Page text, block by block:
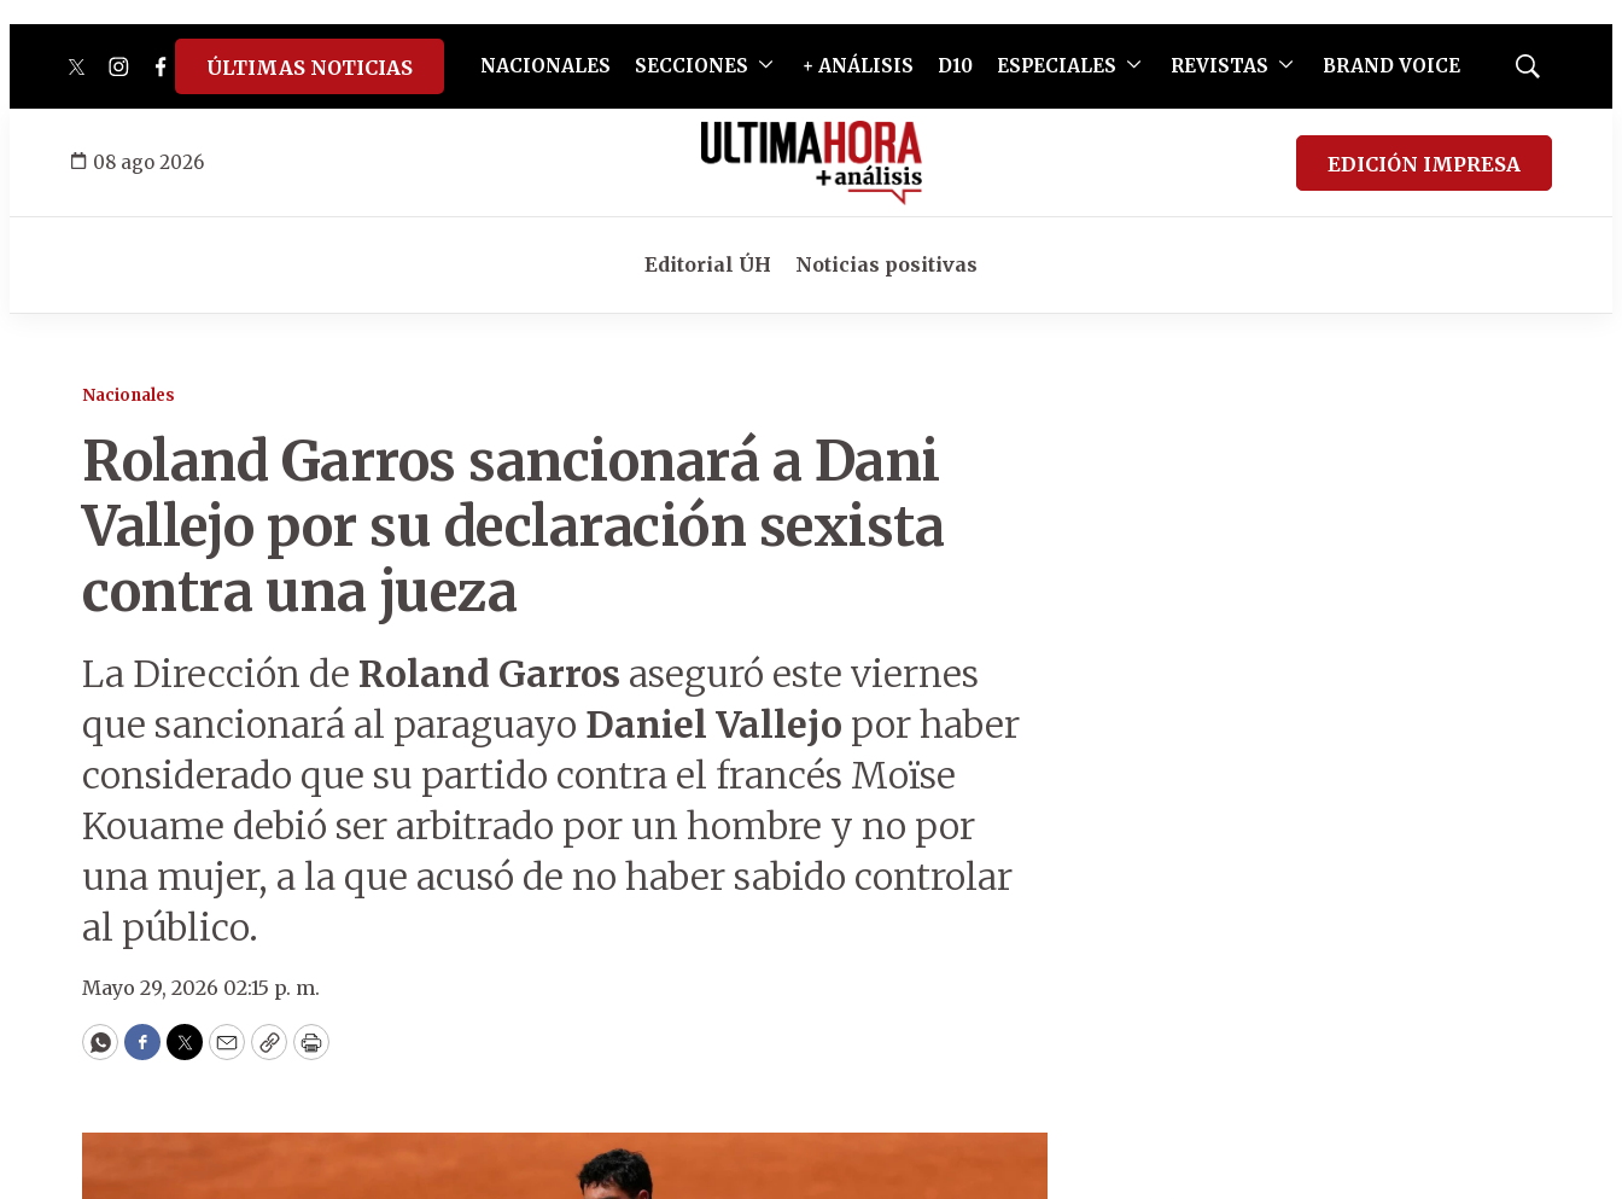
twitterinstagram
facebook
tiktokyoutube
spotify
ÚLTIMAS NOTICIAS NACIONALES SECCIONES + ANÁLISIS D10 ESPECIALES REVISTAS BRAND VOICE
Mostrar
08 ago 2026 EDICIÓN IMPRESA
Editorial ÚH Noticias positivas
Nacionales
Roland Garros sancionará a Dani
Vallejo por su declaración sexista
contra una jueza
La Dirección de Roland Garros aseguró este viernes
que sancionará al paraguayo Daniel Vallejo por haber
considerado que su partido contra el francés Moïse
Kouame debió ser arbitrado por un hombre y no por
una mujer, a la que acusó de no haber sabido controlar
al público.
Mayo 29, 2026 02:15 p. m.
WhatsApp
Facebook
Twitter
EmailCopyPrint